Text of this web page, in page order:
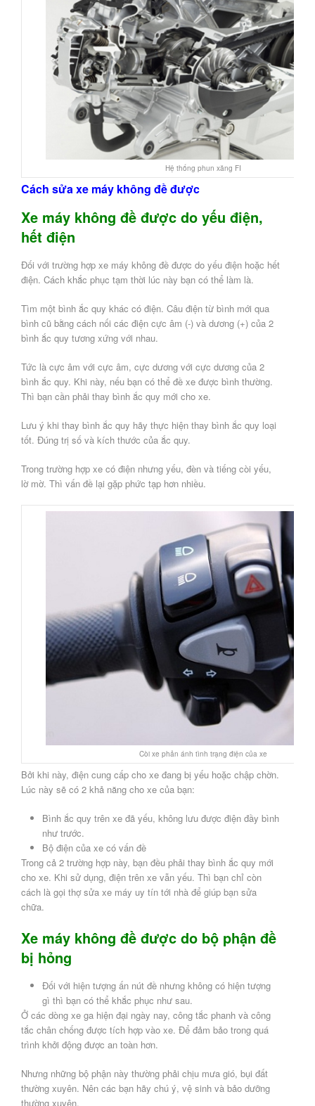
Hệ thống phun xăng FI
Cách sửa xe máy không đề được
Xe máy không đề được do yếu điện,
hết điện
Đối với trường hợp xe máy không đề được do yếu điện hoặc hết
điện. Cách khắc phục tạm thời lúc này bạn có thể làm là.
Tìm một bình ắc quy khác có điện. Câu điện từ bình mới qua
bình cũ bằng cách nối các điện cực âm (-) và dương (+) của 2
bình ắc quy tương xứng với nhau.
Tức là cực âm với cực âm, cực dương với cực dương của 2
bình ắc quy. Khi này, nếu bạn có thể đề xe được bình thường.
Thì bạn cần phải thay bình ắc quy mới cho xe.
Lưu ý khi thay bình ắc quy hãy thực hiện thay bình ắc quy loại
tốt. Đúng trị số và kích thước của ắc quy.
Trong trường hợp xe có điện nhưng yếu, đèn và tiếng còi yếu,
lờ mờ. Thì vấn đề lại gặp phức tạp hơn nhiều.
Còi xe phản ánh tình trạng điện của xe
Bởi khi này, điện cung cấp cho xe đang bị yếu hoặc chập chờn.
Lúc này sẽ có 2 khả năng cho xe của bạn:
Bình ắc quy trên xe đã yếu, không lưu được điện đầy bình
như trước.
Bộ điện của xe có vấn đề
Trong cả 2 trường hợp này, bạn đều phải thay bình ắc quy mới
cho xe. Khi sử dụng, điện trên xe vẫn yếu. Thì bạn chỉ còn
cách là gọi thợ sửa xe máy uy tín tới nhà để giúp bạn sửa
chữa.
Xe máy không đề được do bộ phận đề
bị hỏng
Đối với hiện tượng ấn nút đề nhưng không có hiện tượng
gì thì bạn có thể khắc phục như sau.
Ở các dòng xe ga hiện đại ngày nay, công tắc phanh và công
tắc chân chống được tích hợp vào xe. Để đảm bảo trong quá
trình khởi động được an toàn hơn.
Nhưng những bộ phận này thường phải chịu mưa gió, bụi đất
thường xuyên. Nên các bạn hãy chú ý, vệ sinh và bảo dưỡng
thường xuyên.